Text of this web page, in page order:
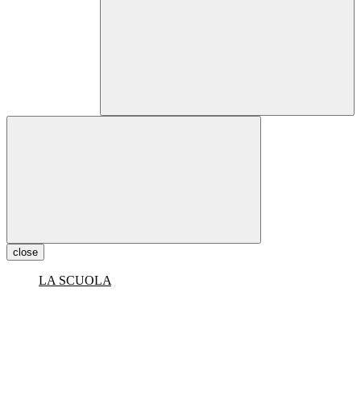
close
LA SCUOLA